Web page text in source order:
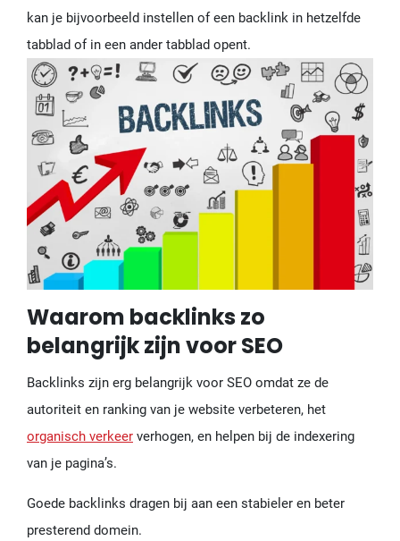
kan je bijvoorbeeld instellen of een backlink in hetzelfde
tabblad of in een ander tabblad opent.
Waarom backlinks zo
belangrijk zijn voor SEO
Backlinks zijn erg belangrijk voor SEO omdat ze de
autoriteit en ranking van je website verbeteren, het
organisch verkeer verhogen, en helpen bij de indexering
van je pagina’s.
Goede backlinks dragen bij aan een stabieler en beter
presterend domein.